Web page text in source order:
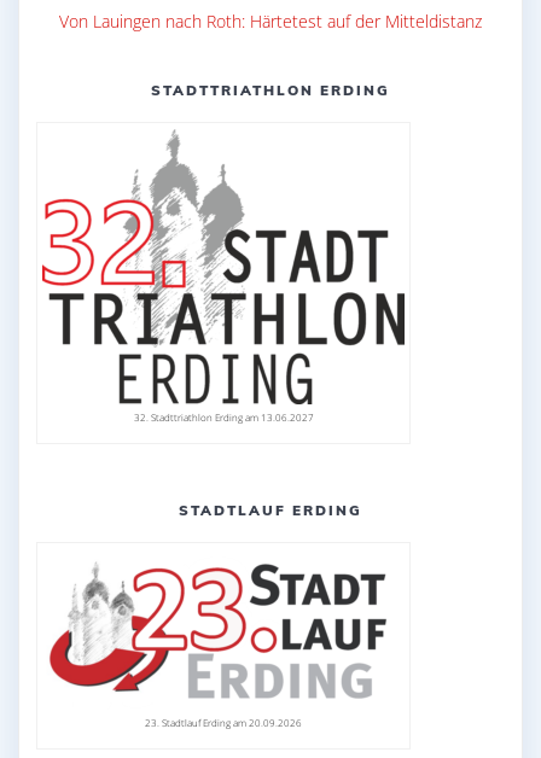
Von Lauingen nach Roth: Härtetest auf der Mitteldistanz
STADTTRIATHLON ERDING
32. Stadttriathlon Erding am 13.06.2027
STADTLAUF ERDING
23. Stadtlauf Erding am 20.09.2026